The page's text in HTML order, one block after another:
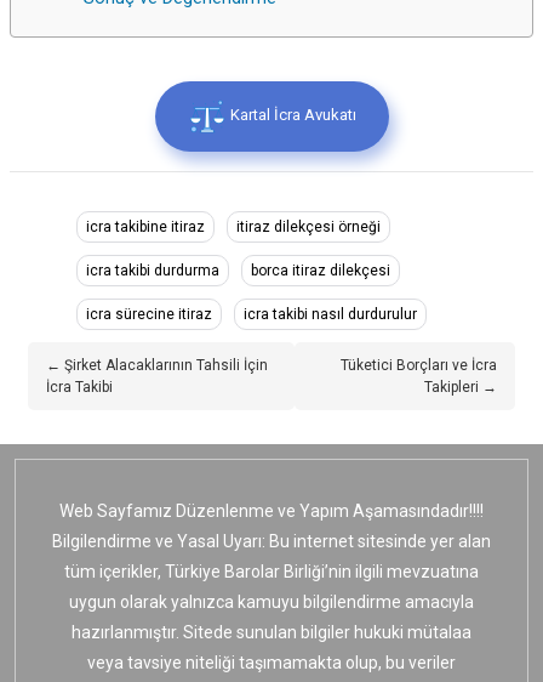
Kartal İcra Avukatı
icra takibine itiraz itiraz dilekçesi örneği
icra takibi durdurma borca itiraz dilekçesi
icra sürecine itiraz icra takibi nasıl durdurulur
← Şirket Alacaklarının Tahsili İçin
İcra Takibi
Tüketici Borçları ve İcra
Takipleri →
Web Sayfamız Düzenlenme ve Yapım Aşamasındadır!!!!
Bilgilendirme ve Yasal Uyarı: Bu internet sitesinde yer alan
tüm içerikler, Türkiye Barolar Birliği’nin ilgili mevzuatına
uygun olarak yalnızca kamuyu bilgilendirme amacıyla
hazırlanmıştır. Sitede sunulan bilgiler hukuki mütalaa
veya tavsiye niteliği taşımamakta olup, bu veriler